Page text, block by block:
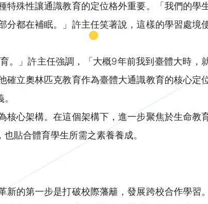
殊性讓通識教育的定位格外重要。「我們的學
都在補眠。」許主任笑著說，這樣的學習處境
。」許主任強調，「大概9年前我到臺體大時，
立奧林匹克教育作為臺體大通識教育的核心定
心架構。在這個架構下，進一步聚焦於生命教
貼合體育學生所需之素養養成。
的第一步是打破校際藩籬，發展跨校合作學習